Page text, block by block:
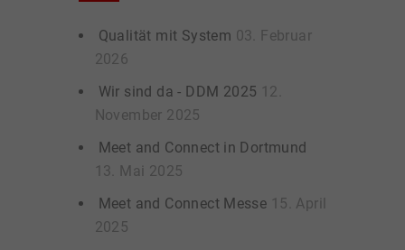
Qualität mit System 03. Februar
2026
Wir sind da - DDM 2025 12.
November 2025
Meet and Connect in Dortmund
13. Mai 2025
Meet and Connect Messe 15. April
2025